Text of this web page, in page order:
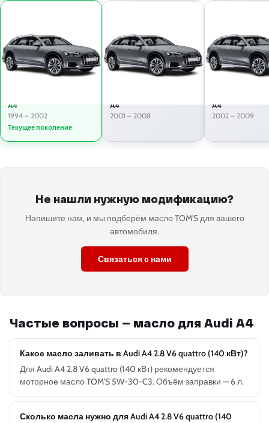
A4
1994 – 2002
Текущее поколение
A4
2001 – 2008
A4
2002 – 2009
Не нашли нужную модификацию?
Напишите нам, и мы подберём масло TOM'S для вашего
автомобиля.
Связаться с нами
Частые вопросы — масло для Audi A4
Какое масло заливать в Audi A4 2.8 V6 quattro (140 кВт)?
Для Audi A4 2.8 V6 quattro (140 кВт) рекомендуется
моторное масло TOM'S 5W-30-C3. Объём заправки — 6 л.
Сколько масла нужно для Audi A4 2.8 V6 quattro (140